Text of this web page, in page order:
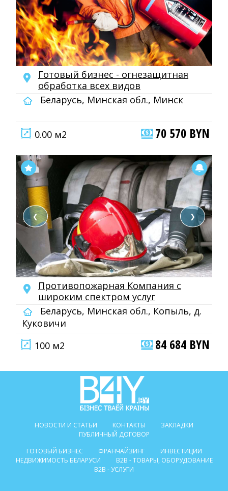
Готовый бизнес - огнезащитная
обработка всех видов
Беларусь, Минская обл., Минск
0.00 м2 70 570 BYN
❮ ❯
Противопожарная Компания с
широким спектром услуг
Беларусь, Минская обл., Копыль, д.
Куковичи
100 м2
84 684 BYN
НОВОСТИ И СТАТЬИ КОНТАКТЫ
ЗАКЛАДКИ
ПУБЛИЧНЫЙ ДОГОВОР
ГОТОВЫЙ БИЗНЕС
ФРАНЧАЙЗИНГ
ИНВЕСТИЦИИ
НЕДВИЖИМОСТЬ БЕЛАРУСИ
B2B - ТОВАРЫ, ОБОРУДОВАНИЕ
B2B - УСЛУГИ